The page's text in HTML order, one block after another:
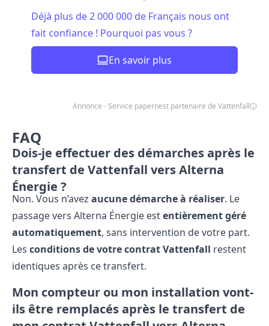
Déjà plus de 2 000 000 de Français nous ont
fait confiance ! Pourquoi pas vous ?
En savoir plus
Annonce - Service papernest partenaire de Vattenfall
FAQ
Dois-je effectuer des démarches après le
transfert de Vattenfall vers Alterna
Énergie ?
Non. Vous n’avez aucune démarche à réaliser. Le
passage vers Alterna Énergie estentièrement géré
automatiquement, sans intervention de votre part.
Les conditions de votre contrat Vattenfall restent
identiques après ce transfert.
Mon compteur ou mon installation vont-
ils être remplacés après le transfert de